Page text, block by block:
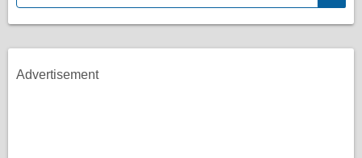
Advertisement